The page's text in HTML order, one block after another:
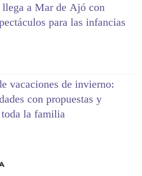
a Mar de Ajó con
para las infancias
vacaciones de invierno:
con propuestas y
la familia